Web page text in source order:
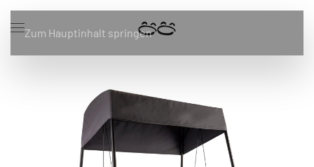
Zum Hauptinhalt springen